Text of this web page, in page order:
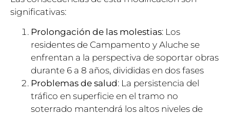
significativas:
Prolongación de las molestias: Los
residentes de Campamento y Aluche se
enfrentan a la perspectiva de soportar obras
durante 6 a 8 años, divididas en dos fases
Problemas de salud: La persistencia del
tráfico en superficie en el tramo no
soterrado mantendrá los altos niveles de